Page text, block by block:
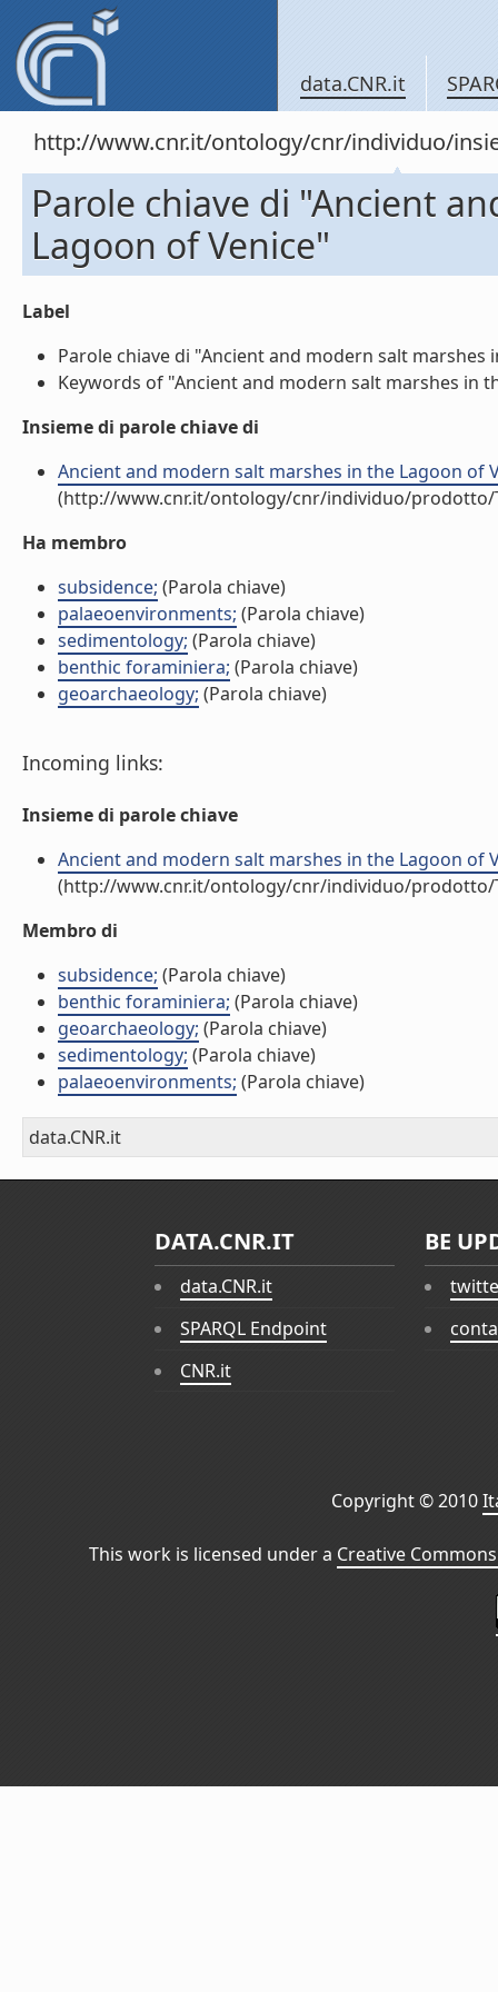
data.CNR.it
http://www.cnr.it/ontology/cnr/individuo/
Parole chiave di "Ancient
Lagoon of Venice"
Label
Parole chiave di "Ancient and modern salt marshes
Keywords of "Ancient and modern salt marshes in
Insieme di parole chiave di
Ancient and modern salt marshes in the Lagoon of
(http://www.cnr.it/ontology/cnr/individuo/prodotto/
Ha membro
subsidence; (Parola chiave)
palaeoenvironments; (Parola chiave)
sedimentology; (Parola chiave)
benthic foraminiera; (Parola chiave)
geoarchaeology; (Parola chiave)
Incoming links:
Insieme di parole chiave
Ancient and modern salt marshes in the Lagoon of
(http://www.cnr.it/ontology/cnr/individuo/prodotto/
Membro di
subsidence; (Parola chiave)
benthic foraminiera; (Parola chiave)
geoarchaeology; (Parola chiave)
sedimentology; (Parola chiave)
palaeoenvironments; (Parola chiave)
data.CNR.it
DATA.CNR.IT
data.CNR.it
SPARQL Endpoint
CNR.it
BE
Copyright © 2010
This work is licensed under a Creative